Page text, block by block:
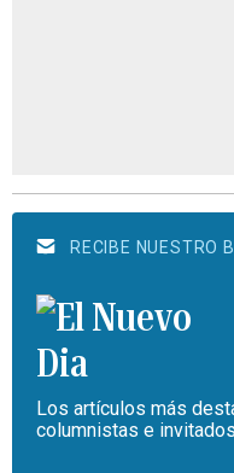
RECIBE NUESTRO
Los artículos más
columnistas e